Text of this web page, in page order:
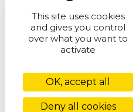
This site uses cookies
and gives you control
over what you want to
activate
OK, accept all
Deny all cookies